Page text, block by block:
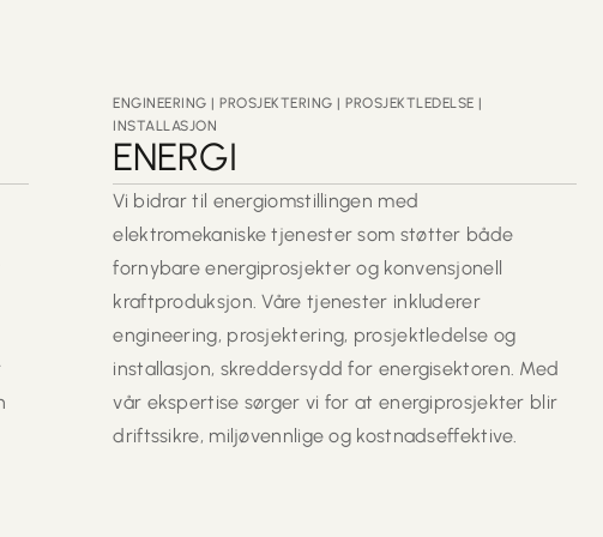
ENGINEERING | PROSJEKTERING | PROSJEKTLEDELSE |
INSTALLASJON
ENERGI
Vi bidrar til energiomstillingen med
elektromekaniske tjenester som støtter både
fornybare energiprosjekter og konvensjonell
kraftproduksjon. Våre tjenester inkluderer
engineering, prosjektering, prosjektledelse og
installasjon, skreddersydd for energisektoren. Med
vår ekspertise sørger vi for at energiprosjekter blir
driftssikre, miljøvennlige og kostnadseffektive.